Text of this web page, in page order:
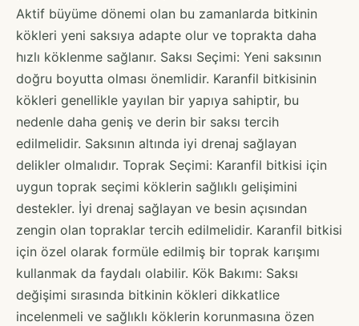
Aktif büyüme dönemi olan bu zamanlarda bitkinin
kökleri yeni saksıya adapte olur ve toprakta daha
hızlı köklenme sağlanır. Saksı Seçimi: Yeni saksının
doğru boyutta olması önemlidir. Karanfil bitkisinin
kökleri genellikle yayılan bir yapıya sahiptir, bu
nedenle daha geniş ve derin bir saksı tercih
edilmelidir. Saksının altında iyi drenaj sağlayan
delikler olmalıdır. Toprak Seçimi: Karanfil bitkisi için
uygun toprak seçimi köklerin sağlıklı gelişimini
destekler. İyi drenaj sağlayan ve besin açısından
zengin olan topraklar tercih edilmelidir. Karanfil bitkisi
için özel olarak formüle edilmiş bir toprak karışımı
kullanmak da faydalı olabilir. Kök Bakımı: Saksı
değişimi sırasında bitkinin kökleri dikkatlice
incelenmeli ve sağlıklı köklerin korunmasına özen